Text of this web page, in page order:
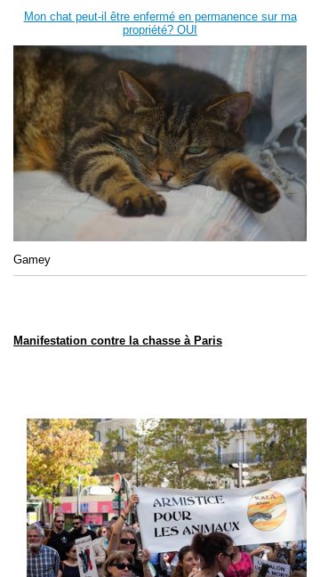
Mon chat peut-il être enfermé en permanence sur ma
propriété? OUI
Gamey
Manifestation contre la chasse à Paris